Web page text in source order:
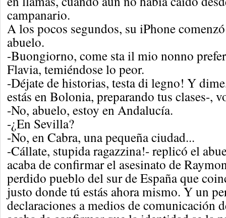
campanario.
A los pocos segundos, su iPhone
abuelo.
-Buongiorno, come sta il mio nonno
Flavia, temiéndose lo peor.
-Déjate de historias, testa di legno! Y
estás en Bolonia, preparando tus clases-,
-No, abuelo, estoy en Andalucía.
-¿En Sevilla?
-No, en Cabra, una pequeña ciudad...
-Cállate, stupida ragazzina!- replicó el
acaba de confirmar el asesinato de
perdido pueblo del sur de España que
justo donde tú estás ahora mismo. Y un
declaraciones a medios de comunicación